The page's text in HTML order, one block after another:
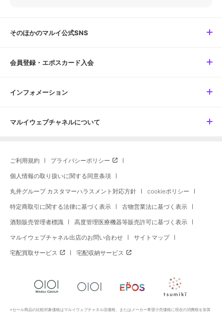
そのほかのマルイ公式SNS
会員登録・エポスカード入会
インフォメーション
マルイウェブチャネルについて
ご利用規約 プライバシーポリシー
個人情報の取り扱いに関する同意条項
丸井グループ カスタマーハラスメント対応方針 cookieポリシー
特定商取引に関する法律に基づく表示 古物営業法に基づく表示
酒類販売管理者標識 高度管理医療機器等販売許可に基づく表示
マルイウェブチャネル出店のお問い合わせ サイトマップ
宅配買取サービス 宅配収納サービス
※セール商品の比較対象価格はマルイウェブチャネル旧価格、またはメーカー希望小売価格に現在の消費税を加算